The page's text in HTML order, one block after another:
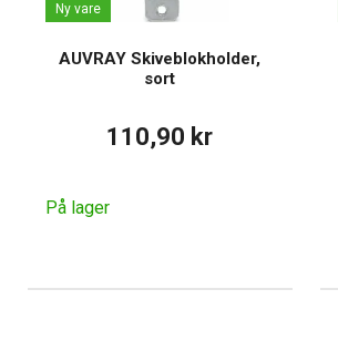
Ny vare
AUVRAY Skiveblokholder,
sort
110,90 kr
På lager